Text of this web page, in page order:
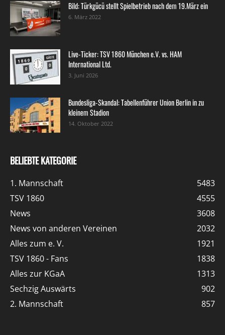
Bild: Türkgücü stellt Spielbetrieb nach dem 19.März ein
6. März 2022
Live-Ticker: TSV 1860 München e.V. vs. HAM
International Ltd.
3. Juni 2026
Bundesliga-Skandal: Tabellenführer Union Berlin in zu
kleinem Stadion
14. Oktober 2022
BELIEBTE KATEGORIE
1. Mannschaft
5483
TSV 1860
4555
News
3608
News von anderen Vereinen
2032
Alles zum e. V.
1921
TSV 1860 - Fans
1838
Alles zur KGaA
1313
Sechzig Auswärts
902
2. Mannschaft
857